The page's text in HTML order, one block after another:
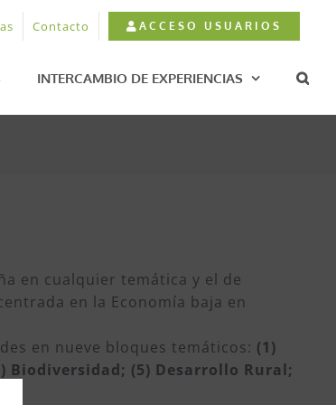
Contacto ACCESO USUARIOS
INTERCAMBIO DE EXPERIENCIAS
en cualquier temática y el de
en la Economía baja en
en nueve bloques temáticos: (1)
Biodiversidad; (5) Desarrollo Rural;